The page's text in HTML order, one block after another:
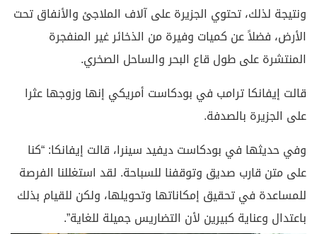
ونتيجة لذلك، تحتوي الجزيرة على آلاف الملاجئ والأنفاق تحت
الأرض، فضلاً عن كميات وفيرة من الذخائر غير المنفجرة
المنتشرة على طول قاع البحر والساحل الصخري.
قالت إيفانكا ترامب في بودكاست أمريكي إنها وزوجها عثرا
على الجزيرة بالصدفة.
وفي حديثها في بودكاست ديفيد سينرا، قالت إيفانكا: “كنا
على متن قارب صديق وتوقفنا للسباحة. لقد استغللنا الفرصة
للمساعدة في تحقيق إمكاناتها وتحويلها، ولكن للقيام بذلك
باعتدال وعناية كبيرين لأن التضاريس جميلة للغاية”.